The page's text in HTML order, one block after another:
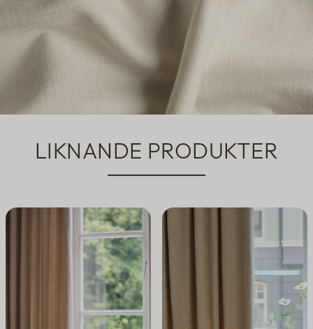
LIKNANDE PRODUKTER